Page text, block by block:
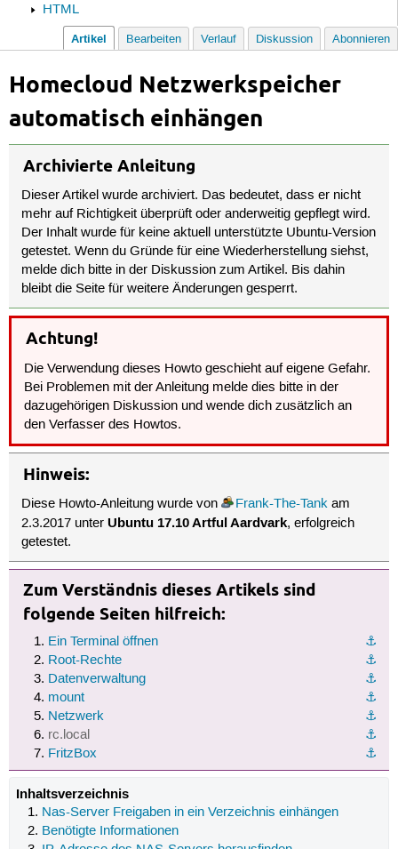
HTML
Artikel Bearbeiten Verlauf Diskussion Abonnieren
Homecloud Netzwerkspeicher
automatisch einhängen
Archivierte Anleitung
Dieser Artikel wurde archiviert. Das bedeutet, dass er nicht
mehr auf Richtigkeit überprüft oder anderweitig gepflegt wird.
Der Inhalt wurde für keine aktuell unterstützte Ubuntu-Version
getestet. Wenn du Gründe für eine Wiederherstellung siehst,
melde dich bitte in der Diskussion zum Artikel. Bis dahin
bleibt die Seite für weitere Änderungen gesperrt.
Achtung!
Die Verwendung dieses Howto geschieht auf eigene Gefahr.
Bei Problemen mit der Anleitung melde dies bitte in der
dazugehörigen Diskussion und wende dich zusätzlich an
den Verfasser des Howtos.
Hinweis:
Diese Howto-Anleitung wurde von Frank-The-Tank am
2.3.2017 unter Ubuntu 17.10 Artful Aardvark, erfolgreich
getestet.
Zum Verständnis dieses Artikels sind
folgende Seiten hilfreich:
⚓︎
Ein Terminal öffnen
⚓︎
Root-Rechte
⚓︎
Datenverwaltung
⚓︎
mount
⚓︎
Netzwerk
⚓︎
rc.local
⚓︎
FritzBox
Inhaltsverzeichnis
Nas-Server Freigaben in ein Verzeichnis einhängen
Benötigte Informationen